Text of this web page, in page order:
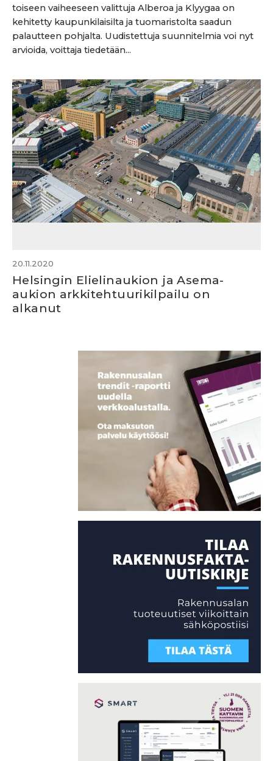
toiseen vaiheeseen valittuja Alberoa ja Klyygaa on
kehitetty kaupunkilaisilta ja tuomaristolta saadun
palautteen pohjalta. Uudistettuja suunnitelmia voi nyt
arvioida, voittaja tiedetään...
20.11.2020
Helsingin Elielinaukion ja Asema-
aukion arkkitehtuurikilpailu on
alkanut